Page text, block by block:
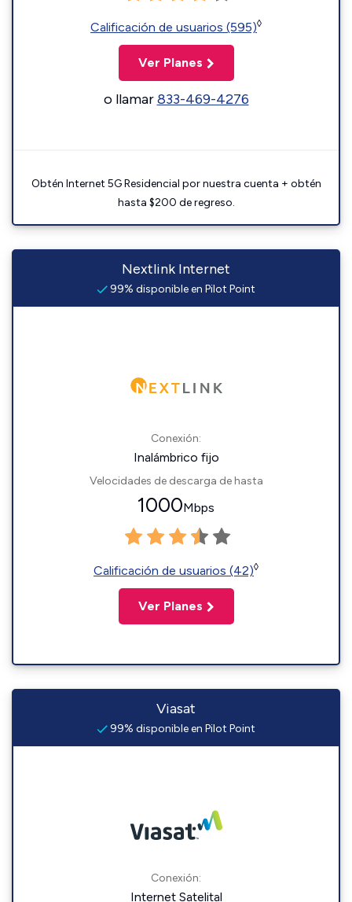
Calificación de usuarios (595)◊
Ver Planes
o llamar833-469-4276
Obtén Internet 5G Residencial por nuestra cuenta + obtén
hasta $200 de regreso.
Nextlink Internet
99% disponible en Pilot Point
Conexión:
Inalámbrico fijo
Velocidades de descarga de hasta
1000Mbps
Calificación de usuarios (42)◊
Ver Planes
Viasat
99% disponible en Pilot Point
Conexión:
Internet Satelital